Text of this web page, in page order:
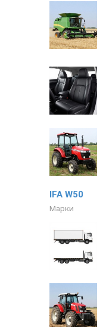
IFA W50
Марки